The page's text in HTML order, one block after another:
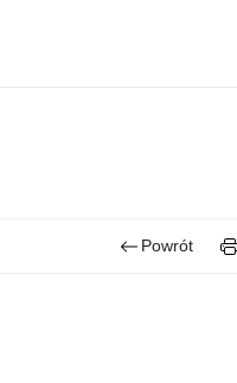
Powrót